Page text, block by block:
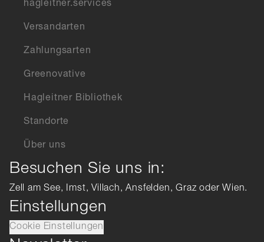
hagleitner.services
Versandarten
Zahlungsarten
Greenovative
Hagleitner Bibliothek
Standorte
Über uns
Besuchen Sie uns in:
Zell am See, Imst, Villach, Ansfelden, Graz oder Wien.
Einstellungen
Cookie Einstellungen